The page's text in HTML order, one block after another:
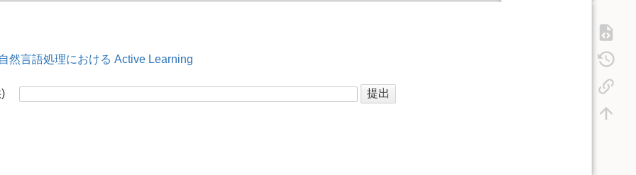
自然言語処理における Active Learning
)